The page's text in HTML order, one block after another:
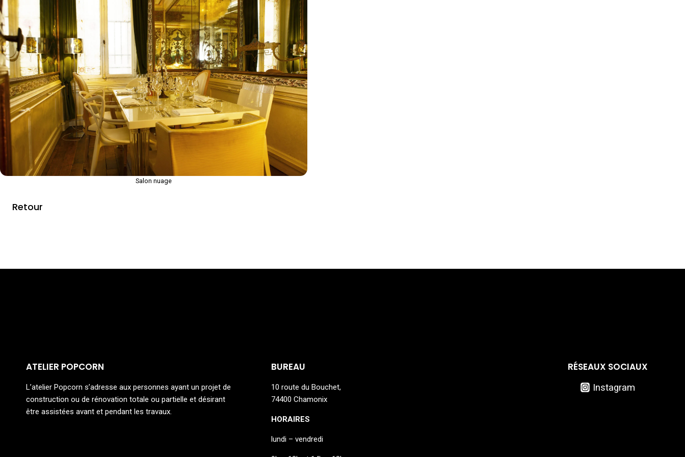
Salon nuage
Retour
ATELIER POPCORN
L’atelier Popcorn s’adresse aux personnes ayant un projet de
construction ou de rénovation totale ou partielle et désirant
être assistées avant et pendant les travaux.
BUREAU
10 route du Bouchet,
74400 Chamonix
HORAIRES
lundi – vendredi
RÉSEAUX SOCIAUX
Instagram